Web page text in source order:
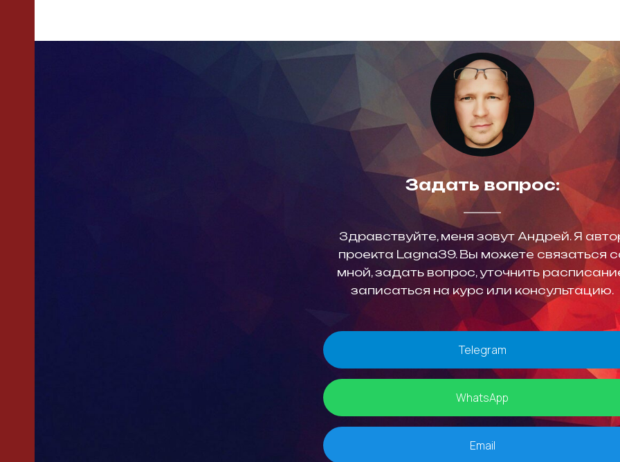
искусственного интеллекта, позволяющие за
короткое время сделать качественный анализ
гороскопа и рассмотреть планетарные периоды!
ЮНГ-ИИ КУРС
» от проекта LAGNA39, подробности
мессенджере ВК:
Написать
Задать вопрос:
Здравствуйте, меня зовут Андрей. Я
проекта Lagna39. Вы можете связаться
мной, задать вопрос, уточнить
записаться на курс или консультацию.
Telegram
WhatsApp
Email